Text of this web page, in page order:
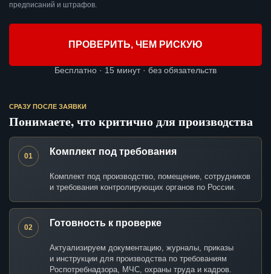
предписаний и штрафов.
ПРОВЕРИТЬ, ЧЕМ РИСКУЮ
Бесплатно · 15 минут · без обязательств
СРАЗУ ПОСЛЕ ЗАЯВКИ
Понимаете, что критично для производства
01 Комплект под требования
Комплект под производство, помещение, сотрудников
и требования контролирующих органов по России.
02 Готовность к проверке
Актуализируем документацию, журналы, приказы
и инструкции для производства по требованиям
Роспотребнадзора, МЧС, охраны труда и кадров.